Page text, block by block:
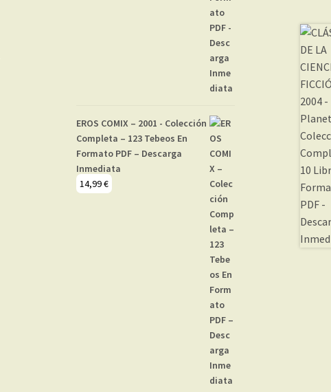
EROS COMIX – 2001 - Colección
Completa – 123 Tebeos En
Formato PDF – Descarga
Inmediata
14,99€